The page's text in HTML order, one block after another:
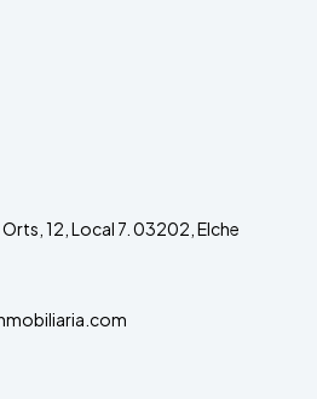
12, Local 7. 03202, Elche